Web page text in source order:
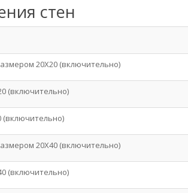
стен
20Х20 (включительно)
(включительно)
20Х40 (включительно)
(включительно)